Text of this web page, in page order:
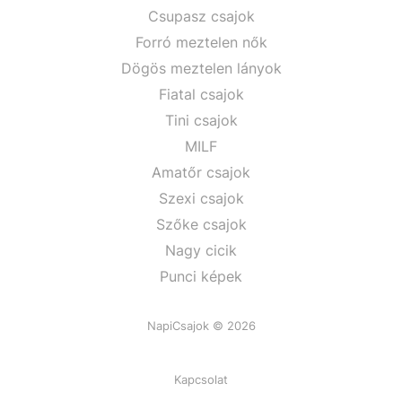
Csupasz csajok
Forró meztelen nők
Dögös meztelen lányok
Fiatal csajok
Tini csajok
MILF
Amatőr csajok
Szexi csajok
Szőke csajok
Nagy cicik
Punci képek
NapiCsajok © 2026
Kapcsolat